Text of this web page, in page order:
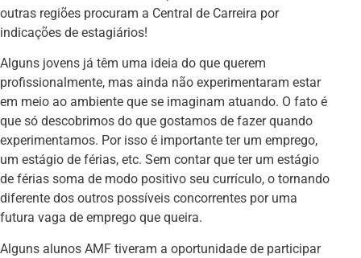
outras regiões procuram a Central de Carreira por
indicações de estagiários!
Alguns jovens já têm uma ideia do que querem
profissionalmente, mas ainda não experimentaram estar
em meio ao ambiente que se imaginam atuando. O fato é
que só descobrimos do que gostamos de fazer quando
experimentamos. Por isso é importante ter um emprego,
um estágio de férias, etc. Sem contar que ter um estágio
de férias soma de modo positivo seu currículo, o tornando
diferente dos outros possíveis concorrentes por uma
futura vaga de emprego que queira.
Alguns alunos AMF tiveram a oportunidade de participar